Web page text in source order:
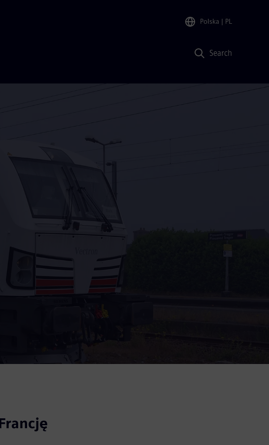
Polska | PL
Search